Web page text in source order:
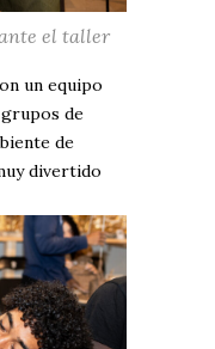
el taller
un equipo
de
de
divertido